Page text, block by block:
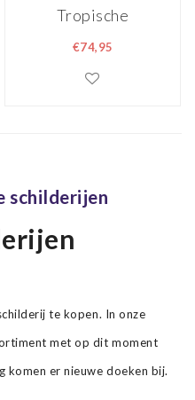
Tropische
bladeren op
achtergrond,
€74,95
schilderijen
te kopen. In onze
met op dit moment
komen er nieuwe doeken bij.